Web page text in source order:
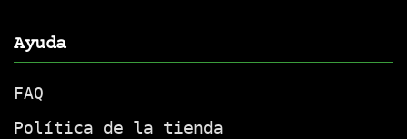
Ayuda
FAQ
Política de la tienda